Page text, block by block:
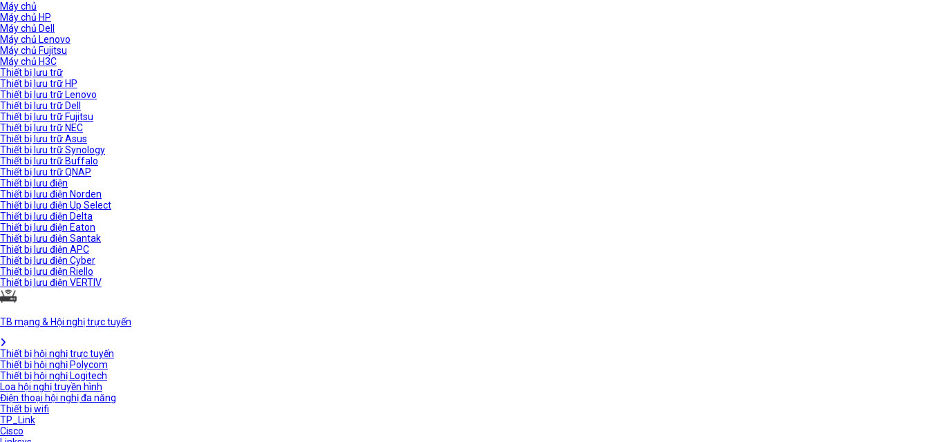
Máy chủ
Máy chủ HP
Máy chủ Dell
Máy chủ Lenovo
Máy chủ Fujitsu
Máy chủ H3C
Thiết bị lưu trữ
Thiết bị lưu trữ HP
Thiết bị lưu trữ Lenovo
Thiết bị lưu trữ Dell
Thiết bị lưu trữ Fujitsu
Thiết bị lưu trữ NEC
Thiết bị lưu trữ Asus
Thiết bị lưu trữ Synology
Thiết bị lưu trữ Buffalo
Thiết bị lưu trữ QNAP
Thiết bị lưu điện
Thiết bị lưu điện Norden
Thiết bị lưu điện Up Select
Thiết bị lưu điện Delta
Thiết bị lưu điện Eaton
Thiết bị lưu điện Santak
Thiết bị lưu điện APC
Thiết bị lưu điện Cyber
Thiết bị lưu điện Riello
Thiết bị lưu điện VERTIV
TB mạng & Hội nghị trực tuyến
Thiết bị hội nghị trực tuyến
Thiết bị hội nghị Polycom
Thiết bị hội nghị Logitech
Loa hội nghị truyền hình
Điện thoại hội nghị đa năng
Thiết bị wifi
TP_Link
Cisco